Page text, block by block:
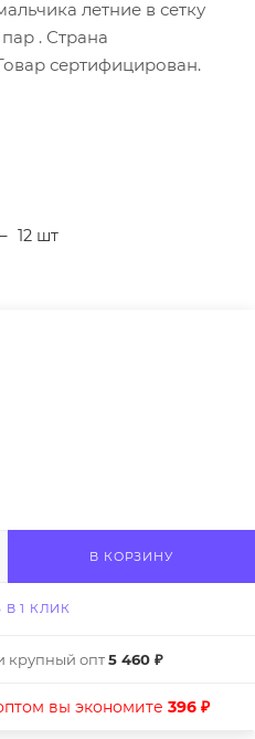
летние в сетку
. Страна
сертифицирован.
12 шт
В КОРЗИНУ
В 1 КЛИК
крупный опт5 460 ₽
вы экономите 396 ₽